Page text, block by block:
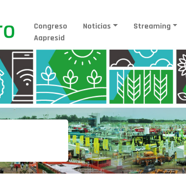
Congreso
Aapresid
Noticias Streaming